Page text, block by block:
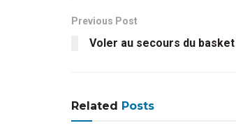
Previous Post
Voler au secours du basket
Related Posts